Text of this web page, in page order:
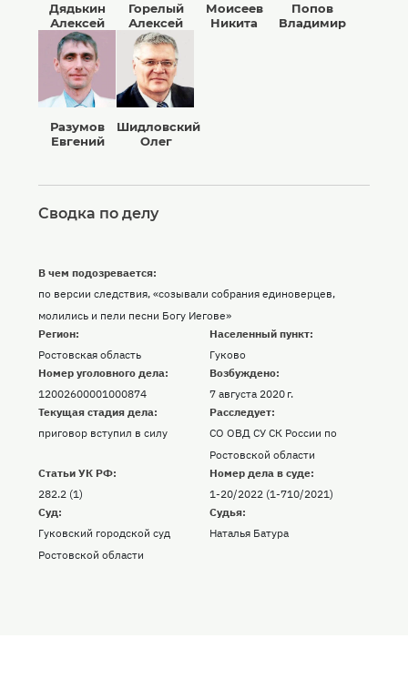
Дядькин
Алексей
Горелый
Алексей
Моисеев
Никита
Попов
Владимир
Разумов
Евгений
Шидловский
Олег
Сводка по делу
Регион:
Ростовская область
Населенный пункт:
Гуково
В чем подозревается:
по версии следствия, «созывали собрания единоверцев,
молились и пели песни Богу Иегове»
Номер уголовного дела:
12002600001000874
Возбуждено:
7 августа 2020 г.
Текущая стадия дела:
приговор вступил в силу
Расследует:
СО ОВД СУ СК России по
Ростовской области
Статьи УК РФ:
282.2 (1)
Номер дела в суде:
1-20/2022 (1-710/2021)
Суд:
Гуковский городской суд
Ростовской области
Судья:
Наталья Батура